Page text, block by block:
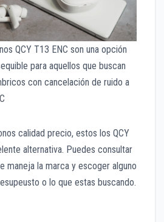
QCY T13 ENC son una opción
para aquellos que buscan
con cancelación de ruido a
calidad precio, estos los QCY
alternativa. Puedes consultar
maneja la marca y escoger alguno
o lo que estas buscando.